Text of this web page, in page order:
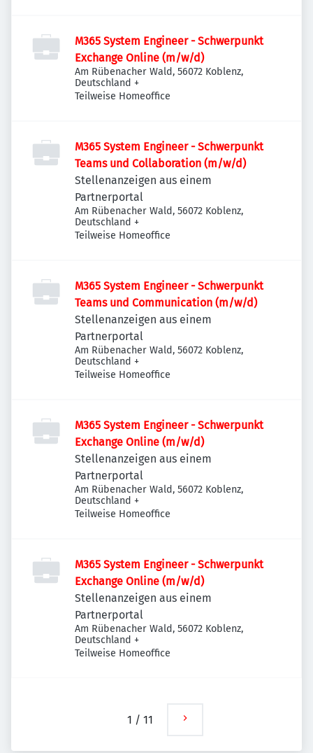
M365 System Engineer - Schwerpunkt
Exchange Online (m/w/d)
Am Rübenacher Wald, 56072 Koblenz,
Deutschland +
Teilweise Homeoffice
M365 System Engineer - Schwerpunkt
Teams und Collaboration (m/w/d)
Stellenanzeigen aus einem
Partnerportal
Am Rübenacher Wald, 56072 Koblenz,
Deutschland +
Teilweise Homeoffice
M365 System Engineer - Schwerpunkt
Teams und Communication (m/w/d)
Stellenanzeigen aus einem
Partnerportal
Am Rübenacher Wald, 56072 Koblenz,
Deutschland +
Teilweise Homeoffice
M365 System Engineer - Schwerpunkt
Exchange Online (m/w/d)
Stellenanzeigen aus einem
Partnerportal
Am Rübenacher Wald, 56072 Koblenz,
Deutschland +
Teilweise Homeoffice
M365 System Engineer - Schwerpunkt
Exchange Online (m/w/d)
Stellenanzeigen aus einem
Partnerportal
Am Rübenacher Wald, 56072 Koblenz,
Deutschland +
Teilweise Homeoffice
1 / 11